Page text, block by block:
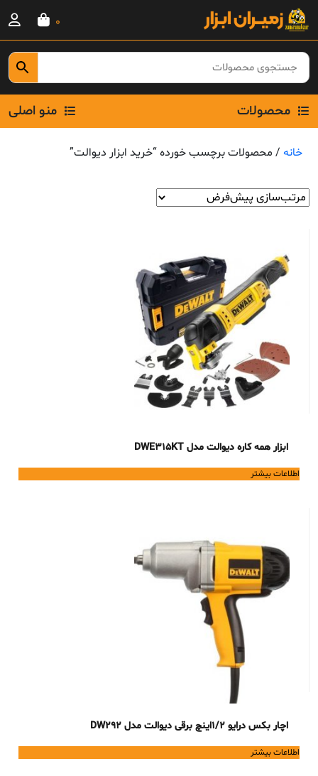
Skip
content
0
محصولات منو اصلی
خانه / محصولات برچسب خورده “خرید ابزار دیوالت”
ابزار همه کاره دیوالت مدل DWE315KT
اطلاعات بیشتر
اچار بکس درایو 1/2اینچ برقی دیوالت مدل DW292
اطلاعات بیشتر